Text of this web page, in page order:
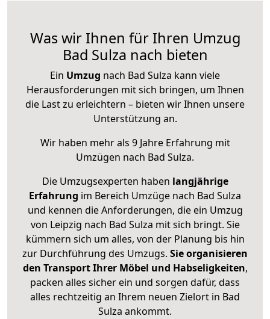
Was wir Ihnen für Ihren Umzug
Bad Sulza nach bieten
Ein Umzug nach Bad Sulza kann viele
Herausforderungen mit sich bringen, um Ihnen
die Last zu erleichtern – bieten wir Ihnen unsere
Unterstützung an.
Wir haben mehr als 9 Jahre Erfahrung mit
Umzügen nach Bad Sulza.
Die Umzugsexperten haben langjährige
Erfahrung im Bereich Umzüge nach Bad Sulza
und kennen die Anforderungen, die ein Umzug
von Leipzig nach Bad Sulza mit sich bringt. Sie
kümmern sich um alles, von der Planung bis hin
zur Durchführung des Umzugs. Sie organisieren
den Transport Ihrer Möbel und Habseligkeiten,
packen alles sicher ein und sorgen dafür, dass
alles rechtzeitig an Ihrem neuen Zielort in Bad
Sulza ankommt.